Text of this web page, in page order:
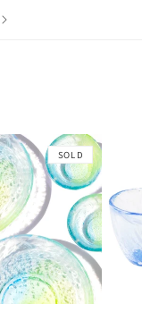
SOLD